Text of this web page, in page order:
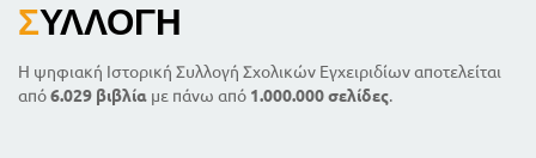
ΣΥΛΛΟΓΉ
Η ψηφιακή Ιστορική Συλλογή Σχολικών Εγχειριδίων αποτελείται
από6.029 βιβλία με πάνω από 1.000.000 σελίδες.